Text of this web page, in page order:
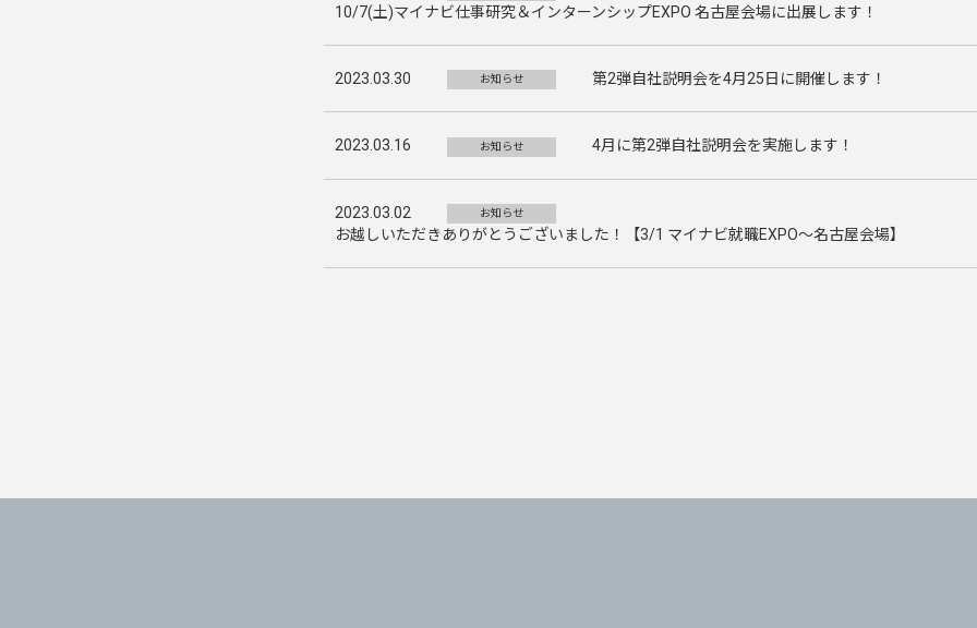
10/7(土)マイナビ仕事研究＆インターンシップEXPO 名古屋会場に出展します！
2023.03.30 お知らせ 第2弾自社説明会を4月25日に開催します！
2023.03.16 お知らせ 4月に第2弾自社説明会を実施します！
2023.03.02 お知らせ
お越しいただきありがとうございました！【3/1 マイナビ就職EXPO～名古屋会場】